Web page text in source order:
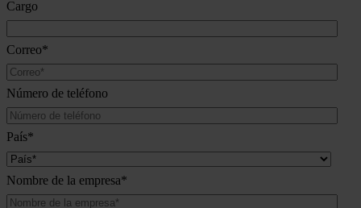
Cargo
Correo*
Número de teléfono
País*
Nombre de la empresa*